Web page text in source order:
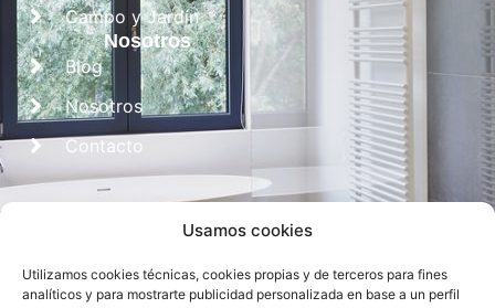
Usamos cookies
Utilizamos cookies técnicas, cookies propias y de terceros para fines
analíticos y para mostrarte publicidad personalizada en base a un perfil
Campo y Jardín
Nosotros
Blog
Nosotros
Contacto